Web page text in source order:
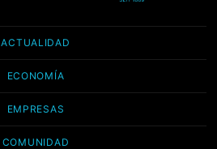
ACTUALIDAD
ECONOMÍA
EMPRESAS
COMUNIDAD